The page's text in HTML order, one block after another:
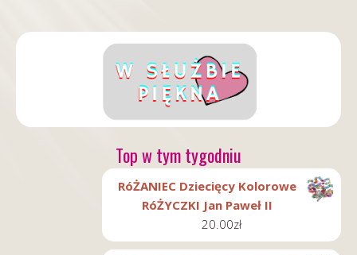
Top w tym tygodniu
RóŻANIEC Dziecięcy Kolorowe
RóŻYCZKI Jan Paweł II
20.00zł